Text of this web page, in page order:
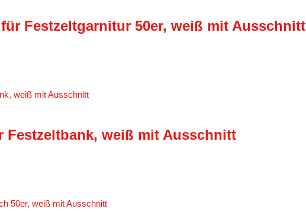
für Festzeltgarnitur 50er, weiß mit Ausschnitt
Festzeltbank, weiß mit Ausschnitt